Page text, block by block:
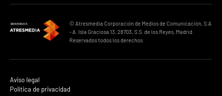
© Atresmedia Corporación de Medios de Comunicación, S.A
- A. Isla Graciosa 13, 28703, S.S. de los Reyes, Madrid.
Reservados todos los derechos
Aviso legal
Política de privacidad